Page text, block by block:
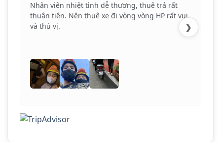
Nhân viên nhiệt tình dễ thương, thuê trả rất
thuận tiện. Nên thuê xe đi vòng vòng HP rất vui
và thú vị.
❯